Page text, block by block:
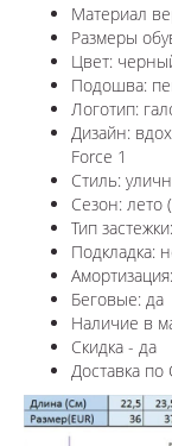
Материал
Размеры
Цвет:
Подошва:
Логотип:
Дизайн:
Force 1
Стиль:
Сезон: лето
Тип
Подкладка:
Беговые: да
Наличие в
Скидка - да
Доставка по